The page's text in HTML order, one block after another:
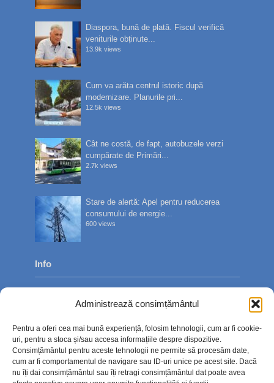
Administrează consimțământul
Pentru a oferi cea mai bună experiență, folosim tehnologii, cum ar fi cookie-
uri, pentru a stoca și/sau accesa informațiile despre dispozitive.
Consimțământul pentru aceste tehnologii ne permite să procesăm date,
cum ar fi comportamentul de navigare sau ID-uri unice pe acest site. Dacă
nu îți dai consimțământul sau îți retragi consimțământul dat poate avea
Diaspora, bună de plată. Fiscul verifică
veniturile obținute...
13.9k views
Cum va arăta centrul istoric după
modernizare. Planurile pri...
12.5k views
Cât ne costă, de fapt, autobuzele verzi
cumpărate de Primări...
2.7k views
Stare de alertă: Apel pentru reducerea
consumului de energie...
600 views
Info
Contact
Politica de confidențialitate
Politică cookie-uri (UE)